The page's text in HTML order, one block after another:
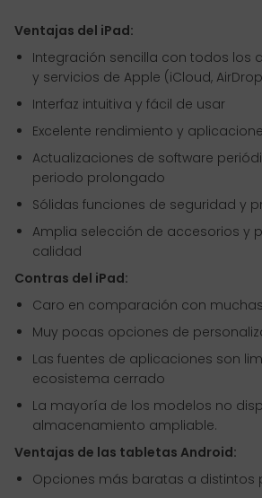
Ventajas del iPad:
Integración sencilla con todos los
y servicios de Apple (iCloud,
Interfaz intuitiva y fácil de usar
Excelente rendimiento y
Actualizaciones de software
periodo prolongado
Sólidas funciones de seguridad y
Amplia selección de accesorios y
calidad
Contras del iPad:
Caro en comparación con
Muy pocas opciones de
Las fuentes de aplicaciones son
ecosistema cerrado
La mayoría de los modelos no
almacenamiento ampliable.
Ventajas de las tabletas Android:
Opciones más baratas a distintos